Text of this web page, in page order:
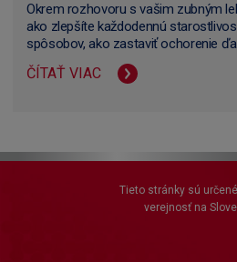
Okrem rozhovoru s vašim zubným
ako zlepšíte každodennú
spôsobov, ako zastaviť ochorenie
ČÍTAŤ VIAC
Tieto stránky sú
verejnosť na